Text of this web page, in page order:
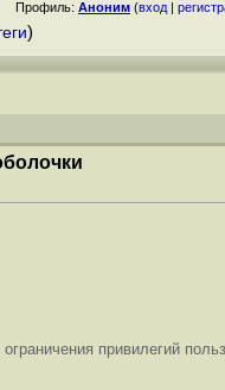
Профиль: Аноним (вход |
)
привилегий